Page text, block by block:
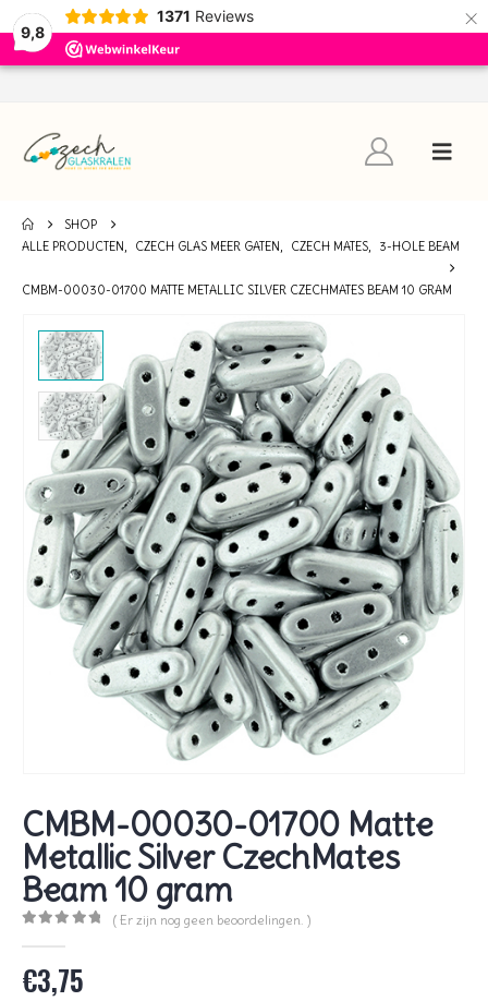
9,8
1371 Reviews ×
SHOP
ALLE PRODUCTEN, CZECH GLAS MEER GATEN, CZECH MATES, 3-HOLE BEAM
CMBM-00030-01700 MATTE METALLIC SILVER CZECHMATES BEAM 10 GRAM
CMBM-00030-01700 Matte
Metallic Silver CzechMates
Beam 10 gram
( Er zijn nog geen beoordelingen. )
€3,75